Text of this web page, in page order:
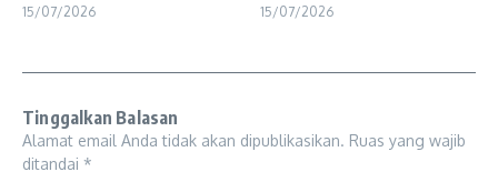
15/07/2026 15/07/2026
Tinggalkan Balasan
Alamat email Anda tidak akan dipublikasikan. Ruas yang wajib
ditandai *